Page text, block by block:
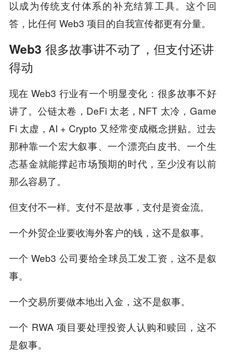
以成为传统支付体系的补充结算工具。这个回
答，比任何 Web3 项目的自我宣传都更有分量。
Web3 很多故事讲不动了，但支付还讲
得动
现在 Web3 行业有一个明显变化：很多故事不好
讲了。公链太卷，DeFi 太老，NFT 太冷，Game
Fi 太虚，AI + Crypto 又经常变成概念拼贴。过去
那种靠一个宏大叙事、一个漂亮白皮书、一个生
态基金就能撑起市场预期的时代，至少没有以前
那么容易了。
但支付不一样。支付不是故事，支付是资金流。
一个外贸企业要收海外客户的钱，这不是叙事。
一个 Web3 公司要给全球员工发工资，这不是叙
事。
一个交易所要做本地出入金，这不是叙事。
一个 RWA 项目要处理投资人认购和赎回，这不
是叙事。